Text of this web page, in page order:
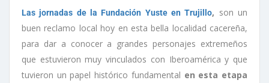
Las jornadas de la Fundación Yuste en Trujillo, son un
buen reclamo local hoy en esta bella localidad cacereña,
para dar a conocer a grandes personajes extremeños
que estuvieron muy vinculados con Iberoamérica y que
tuvieron un papel histórico fundamental en esta etapa